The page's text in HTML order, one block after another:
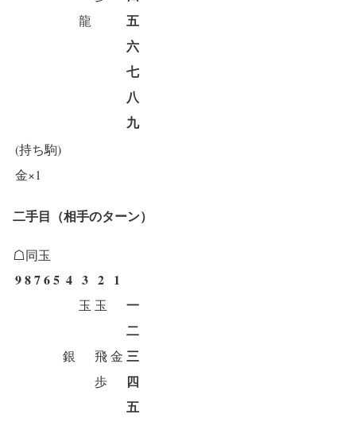
龍
五
六
七
八
九
(持ち駒)
金×1
二手目（相手のターン）
☖同玉
98765 4 3 2 1
玉 玉
一
二
銀 飛金 三
歩
四
五